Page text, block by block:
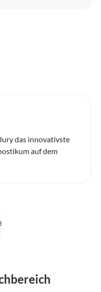
das innovativste
auf dem